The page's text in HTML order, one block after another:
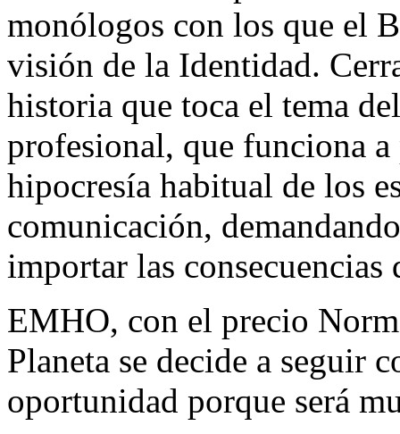
monólogos con los que el
visión de la Identidad.
historia que toca el tema
profesional, que funciona
hipocresía habitual de los
comunicación,
importar las consecuencias
EMHO, con el precio
Planeta se decide a seguir
oportunidad porque será